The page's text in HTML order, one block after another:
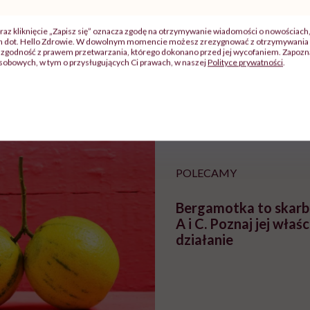
pracy
Wkrótce nowa
Instrukcja". Tym
ekspercki
POLECAMY
Bergamotka to
A i C. Poznaj jej
działanie
kliknięcie „Zapisz się” oznacza zgodę na otrzymywanie wiadomości o
dot. Hello Zdrowie. W dowolnym momencie możesz zrezygnować z
zgodność z prawem przetwarzania, którego dokonano przed jej wycofaniem.
w tym o przysługujących Ci prawach, w naszejPolityce prywatności.